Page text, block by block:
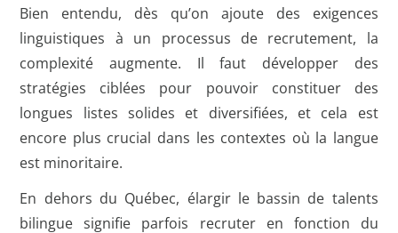
Bien entendu, dès qu’on ajoute des exigences
linguistiques à un processus de recrutement, la
complexité augmente. Il faut développer des
stratégies ciblées pour pouvoir constituer des
longues listes solides et diversifiées, et cela est
encore plus crucial dans les contextes où la langue
est minoritaire.
En dehors du Québec, élargir le bassin de talents
bilingue signifie parfois recruter en fonction du